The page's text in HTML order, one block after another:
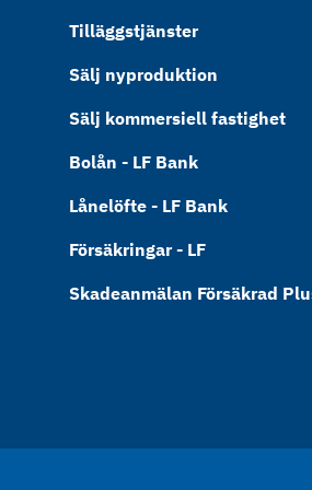
Tilläggstjänster
Sälj nyproduktion
Sälj kommersiell fastighet
Bolån - LF Bank
Lånelöfte - LF Bank
Försäkringar - LF
Skadeanmälan Försäkrad